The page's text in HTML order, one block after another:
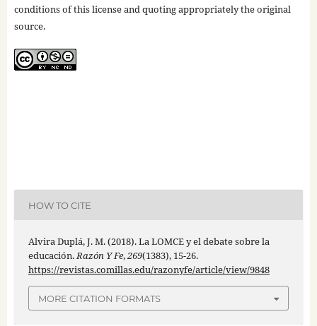
conditions of this license and quoting appropriately the original
source.
HOW TO CITE
Alvira Duplá, J. M. (2018). La LOMCE y el debate sobre la
educación.Razón Y Fe,269(1383), 15-26.
https://revistas.comillas.edu/razonyfe/article/view/9848
MORE CITATION FORMATS